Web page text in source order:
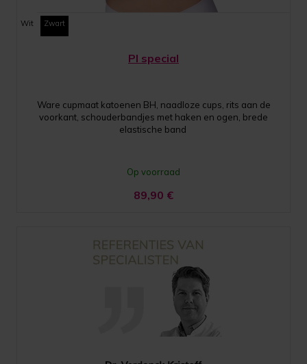
Wit Zwart
PI special
Ware cupmaat katoenen BH, naadloze cups, rits aan de
voorkant, schouderbandjes met haken en ogen, brede
elastische band
Op voorraad
89,90 €